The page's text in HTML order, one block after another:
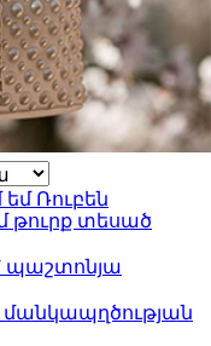
Ռուբեն
թուրք տեսած
պաշտոնյա
մանկապղծության